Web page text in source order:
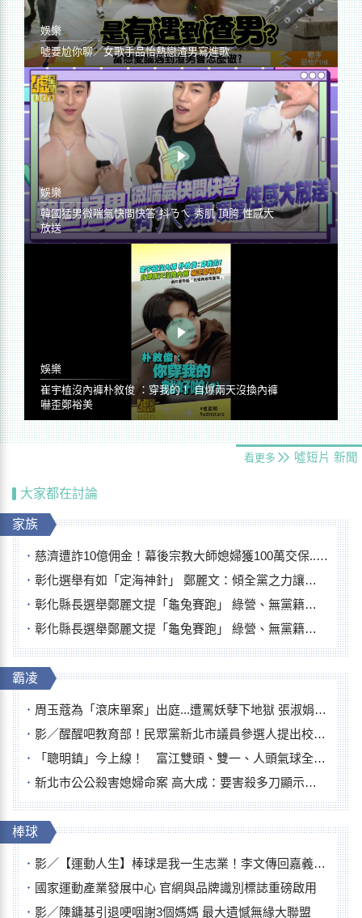
娛樂
噓要尬你聊／女歌手品怡熱戀渣男寫進歌
娛樂
韓國猛男微喘氣快問快答 抖ㄋㄟ 秀肌 頂胯 性感大
放送
娛樂
崔宇植沒內褲朴敘俊 ：穿我的！ 自爆兩天沒換內褲
嚇歪鄭裕美
看更多 噓短片 新聞
大家都在討論
家族
慈濟遭詐10億佣金！幕後宗教大師媳婦獲100萬交保...快步奔離不發一語
彰化選舉有如「定海神針」 鄭麗文：傾全黨之力讓彰化贏
彰化縣長選舉鄭麗文提「龜兔賽跑」 綠營、無黨籍忙否認是烏龜
彰化縣長選舉鄭麗文提「龜兔賽跑」 綠營、無黨籍忙否認是烏龜
霸凌
周玉蔻為「滾床單案」出庭...遭罵妖孽下地獄 張淑娟批：舌頭殺人有罪
影／醒醒吧教育部！民眾黨新北市議員參選人提出校園反毒防線升級政見
「聰明鎮」今上線！ 富江雙頭、雙一、人頭氣球全登場
新北市公公殺害媳婦命案 高大成：要害殺多刀顯示怨恨深
棒球
影／【運動人生】棒球是我一生志業！李文傳回嘉義扎根點亮KANO精神
國家運動產業發展中心 官網與品牌識別標誌重磅啟用
影／陳鏞基引退哽咽謝3個媽媽 最大遺憾無緣大聯盟